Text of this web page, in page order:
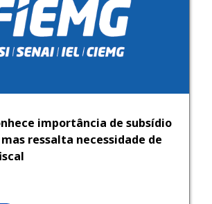
importância de subsídio
ressalta necessidade de